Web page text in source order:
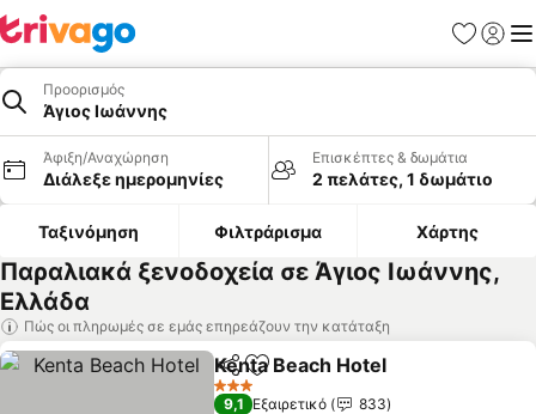
Προορισμός
Άγιος Ιωάννης
Άφιξη/Αναχώρηση
Διάλεξε ημερομηνίες
Επισκέπτες & δωμάτια
2 πελάτες, 1 δωμάτιο
Ταξινόμηση Φιλτράρισμα Χάρτης
Παραλιακά ξενοδοχεία σε Άγιος Ιωάννης,
Ελλάδα
Πώς οι πληρωμές σε εμάς επηρεάζουν την κατάταξη
Κοινοποίηση
Προσθήκη στα αγαπημένα
Kenta Beach Hotel
3 Αστέρια
9,1 Εξαιρετικό
833